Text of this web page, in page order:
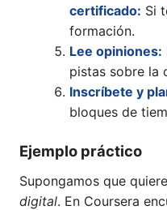
certificado: Si
formación.
Lee opiniones:
pistas sobre la
Inscríbete y
bloques de
Ejemplo práctico
Supongamos que
digital. En Coursera